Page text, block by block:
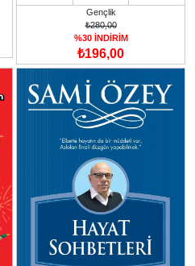
Gençlik
₺280,00
%30 İNDİRİM
₺196,00